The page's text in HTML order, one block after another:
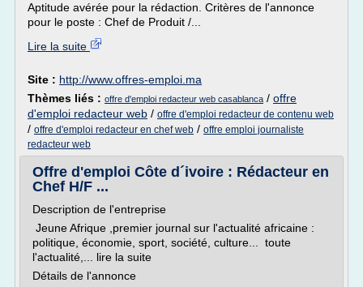
Aptitude avérée pour la rédaction. Critères de l'annonce
pour le poste : Chef de Produit /...
Lire la suite
Site : http://www.offres-emploi.ma
Thèmes liés : offre d'emploi redacteur web casablanca / offre
d'emploi redacteur web / offre d'emploi redacteur de contenu web
/ offre d'emploi redacteur en chef web / offre emploi journaliste
redacteur web
Offre d'emploi Côte d´ivoire : Rédacteur en
Chef H/F ...
Description de l'entreprise
Jeune Afrique ,premier journal sur l'actualité africaine :
politique, économie, sport, société, culture... toute
l'actualité,... lire la suite
Détails de l'annonce